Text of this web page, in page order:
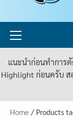
Primary
แนะนำก่อนทำการ
Highlight ก่อนครับ ส
Home / Products